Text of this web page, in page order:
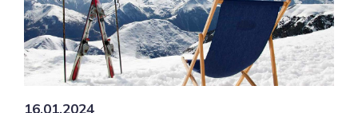
16.01.2024